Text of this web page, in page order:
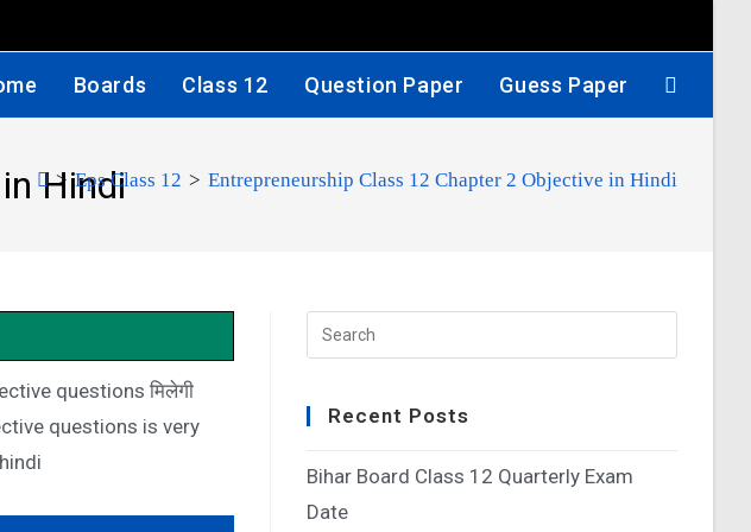
Boards Class 12 Question Paper Guess Paper
Hindi
> Eps Class 12 > Entrepreneurship Class 12 Chapter 2 Objective in Hindi
questions मिलेगी
questions is very
Recent Posts
Bihar Board Class 12 Quarterly Exam
Date